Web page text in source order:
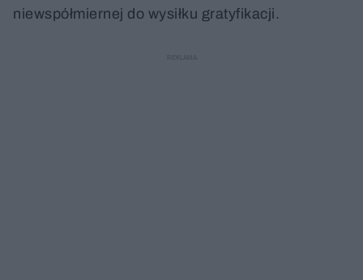
niewspółmiernej do wysiłku gratyfikacji.